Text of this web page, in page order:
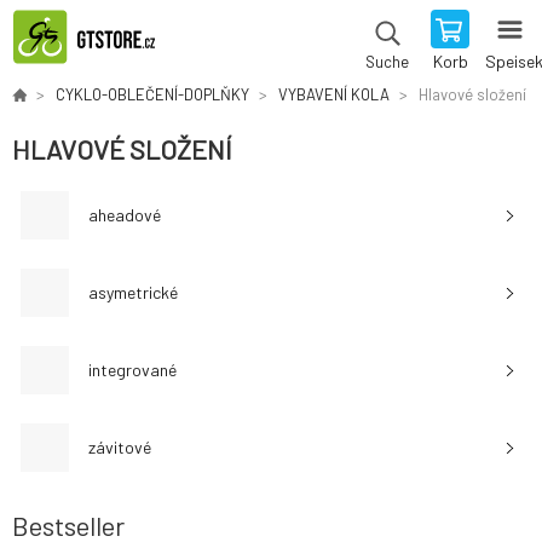
Suche Korb
CYKLO-OBLEČENÍ-DOPLŇKY VYBAVENÍ KOLA Hlavové složení
HLAVOVÉ SLOŽENÍ
aheadové
asymetrické
integrované
závitové
Bestseller